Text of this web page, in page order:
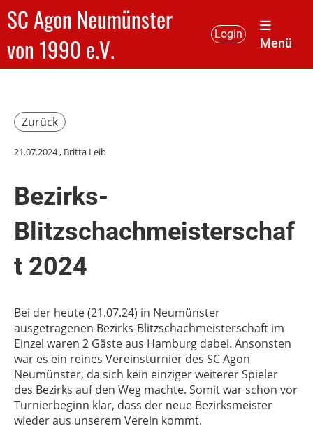
SC Agon Neumünster
von 1990 e.V.
Login
Menü
Zurück
21.07.2024, Britta Leib
Bezirks-
Blitzschachmeisterschaf
t 2024
Bei der heute (21.07.24) in Neumünster
ausgetragenen Bezirks-Blitzschachmeisterschaft im
Einzel waren 2 Gäste aus Hamburg dabei. Ansonsten
war es ein reines Vereinsturnier des SC Agon
Neumünster, da sich kein einziger weiterer Spieler
des Bezirks auf den Weg machte. Somit war schon vor
Turnierbeginn klar, dass der neue Bezirksmeister
wieder aus unserem Verein kommt.